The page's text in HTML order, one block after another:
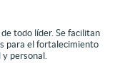
todo líder. Se facilitan
para el fortalecimiento
personal.